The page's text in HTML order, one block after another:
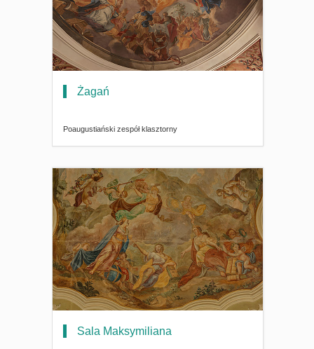
Żagań
Poaugustiański zespół klasztorny
Sala Maksymiliana